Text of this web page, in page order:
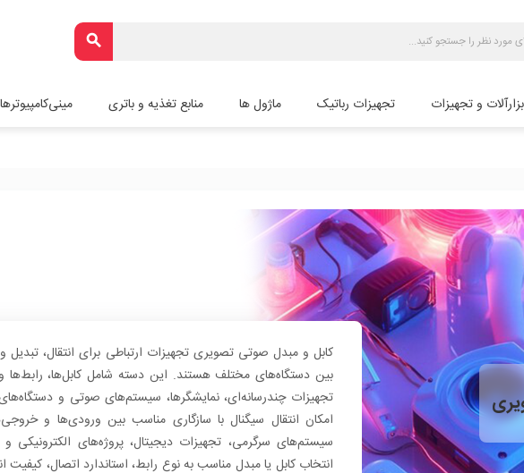
search
و تجهیزات تجهیزات رباتیک ماژول ها منابع تغذیه و باتری مینی‌کامپیوترها
کابل و مبدل صوتی تصویری تجهیزات ارتباطی برای انتقال،
بین دستگاه‌های مختلف هستند. این دسته شامل کابل‌ها، رابط‌ها
تجهیزات چندرسانه‌ای، نمایشگرها، سیستم‌های صوتی و
امکان انتقال سیگنال با سازگاری مناسب بین ورودی‌ها و
سیستم‌های سرگرمی، تجهیزات دیجیتال، پروژه‌های الکترونیکی
انتخاب کابل یا مبدل مناسب به نوع رابط، استاندارد اتصال، کیفیت